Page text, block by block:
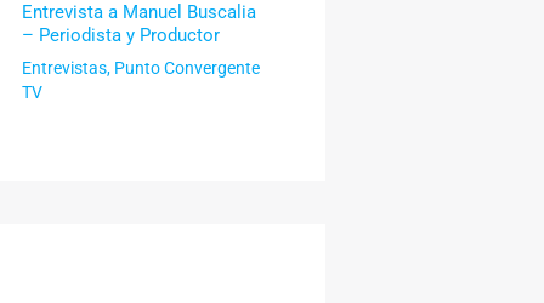
Entrevista a Manuel Buscalia
– Periodista y Productor
Entrevistas, Punto Convergente
TV